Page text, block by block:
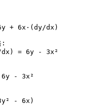
+ 6x·(dy/dx)
:
= 6y - 3x²
- 3x²
- 6x)